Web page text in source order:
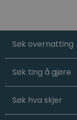
Søk overnatting
Søk ting å gjøre
Søk hva skjer